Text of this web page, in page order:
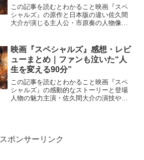
この記事を読むとわかること映画『スペ
シャルズ』の原作と日本版の違い佐久間
大介が演じる主人公・市原奏の人物像物
カ」と作品の関係性Snow Manの佐久間大
介さんが初の単独主...
映画『スペシャルズ』感想・レビ
ューまとめ｜ファンも泣いた“人
生を変える90分”
この記事を読むとわかること映画『スペ
シャルズ』の感動的なストーリーと登場
人物の魅力主演・佐久間大介の演技やダ
スポンサーリンク